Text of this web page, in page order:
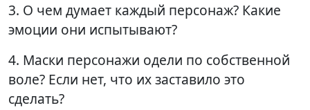
3. О чем думает каждый персонаж? Какие
эмоции они испытывают?
4. Маски персонажи одели по собственной
воле? Если нет, что их заставило это
сделать?